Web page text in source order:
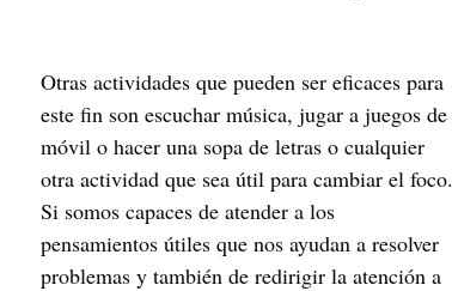
Otras actividades que pueden ser eficaces para
este fin son escuchar música, jugar a juegos de
móvil o hacer una sopa de letras o cualquier
otra actividad que sea útil para cambiar el foco.
Si somos capaces de atender a los
pensamientos útiles que nos ayudan a resolver
problemas y también de redirigir la atención a